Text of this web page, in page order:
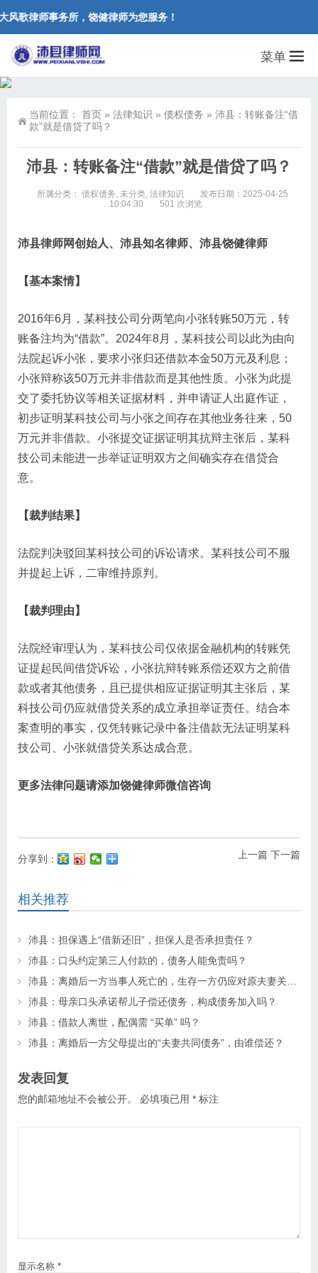
风歌律师事务所，饶健律师为您服务！
菜单
当前位置： 首页 » 法律知识 » 债权债务 » 沛县：转账备注“借
款”就是借贷了吗？
沛县：转账备注“借款”就是借贷了吗？
所属分类： 债权债务, 未分类, 法律知识
发布日期：2025-04-25
10:04:30
501 次浏览
沛县律师网创始人、沛县知名律师、沛县饶健律师
【基本案情】
2016年6月，某科技公司分两笔向小张转账50万元，转
账备注均为“借款”。2024年8月，某科技公司以此为由向
法院起诉小张，要求小张归还借款本金50万元及利息；
小张辩称该50万元并非借款而是其他性质。小张为此提
交了委托协议等相关证据材料，并申请证人出庭作证，
初步证明某科技公司与小张之间存在其他业务往来，50
万元并非借款。小张提交证据证明其抗辩主张后，某科
技公司未能进一步举证证明双方之间确实存在借贷合
意。
【裁判结果】
法院判决驳回某科技公司的诉讼请求。某科技公司不服
并提起上诉，二审维持原判。
【裁判理由】
法院经审理认为，某科技公司仅依据金融机构的转账凭
证提起民间借贷诉讼，小张抗辩转账系偿还双方之前借
款或者其他债务，且已提供相应证据证明其主张后，某
科技公司仍应就借贷关系的成立承担举证责任。结合本
案查明的事实，仅凭转账记录中备注借款无法证明某科
技公司、小张就借贷关系达成合意。
更多法律问题请添加饶健律师微信咨询
上一篇 下一篇
分享到：
相关推荐
沛县：担保遇上“借新还旧”，担保人是否承担责任？
沛县：口头约定第三人付款的，债务人能免责吗？
沛县：母亲口头承诺帮儿子偿还债务，构成债务加入吗？
沛县：借款人离世，配偶需 “买单” 吗？
沛县：离婚后一方父母提出的“夫妻共同债务”，由谁偿还？
发表回复
您的邮箱地址不会被公开。 必填项已用 * 标注
显示名称 *